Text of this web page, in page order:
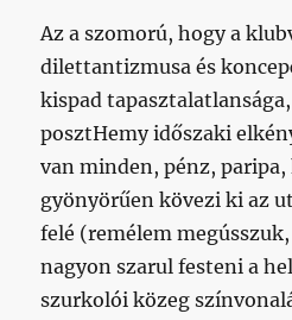
Az a szomorú, hogy a
dilettantizmusa és
kispad
posztHemy időszaki
van minden, pénz,
gyönyörűen kövezi ki az
felé (remélem
nagyon szarul festeni a
szurkolói közeg